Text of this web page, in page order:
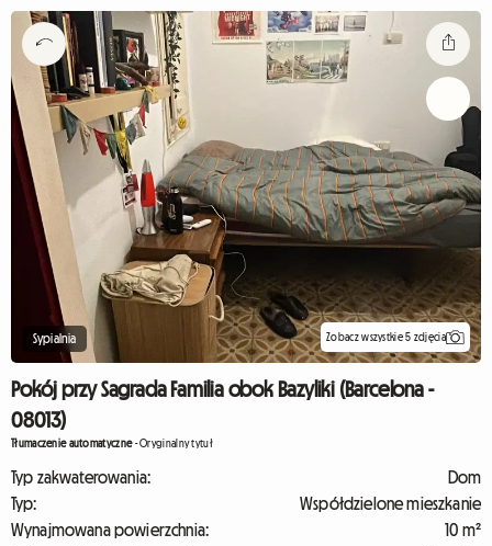
Sypialnia Zobacz wszystkie 5 zdjęcia
Pokój przy Sagrada Familia obok Bazyliki (Barcelona -
08013)
Tłumaczenie automatyczne-Oryginalny tytuł
Typ zakwaterowania:
Dom
Typ:
Współdzielone mieszkanie
Wynajmowana powierzchnia:
10 m²